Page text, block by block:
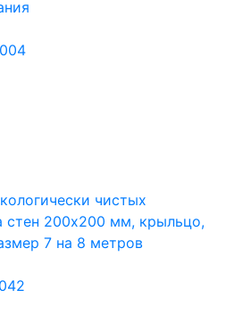
чистых
стен 200х200 мм, крыльцо,
7 на 8 метров